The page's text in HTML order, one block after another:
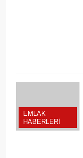
EMLAK
HABERLERI